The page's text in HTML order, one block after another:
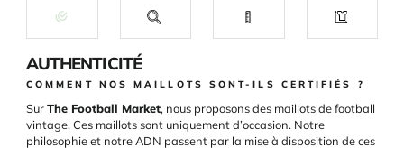
AUTHENTICITÉ
COMMENT NOS MAILLOTS SONT-ILS CERTIFIÉS ?
SurThe Football Market, nous proposons des maillots de football
vintage. Ces maillots sont uniquement d’occasion. Notre
philosophie et notre ADN passent par la mise à disposition de ces